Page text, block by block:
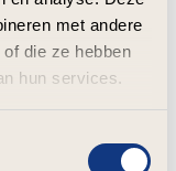
met andere
die ze hebben
hun services.